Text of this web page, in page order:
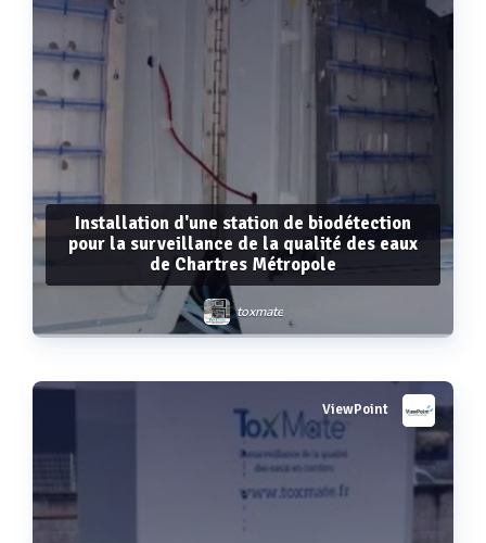
Installation d'une station de biodétection
pour la surveillance de la qualité des eaux
de Chartres Métropole
toxmate
Voir plus ViewPoint